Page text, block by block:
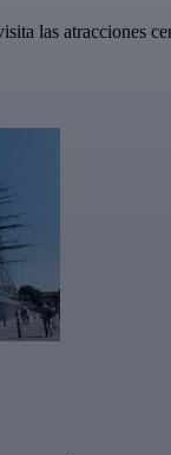
las atracciones